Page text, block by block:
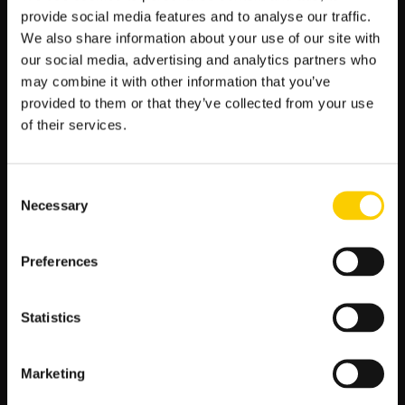
provide social media features and to analyse our traffic.
We also share information about your use of our site with
our social media, advertising and analytics partners who
may combine it with other information that you’ve
provided to them or that they’ve collected from your use
of their services.
Selection
Necessary
Preferences
Statistics
Marketing
bukmacherskiego?
Istotne jest ustalenie limitu budżetu przeznaczonego na
obstawianie i konsekwentne trzymanie się go.Stawki
zakładupowinny być odpowiednio dobierane, tak aby
utrzymać płynność finansową i uniknąć większych strat. Ważne
jest również zachowanie opanowania emocjonalnego i nie
obstawiania, które mogę zastosować?
takich jak płaska stawka, stawkowanie procentowe, system
kontrujące zakłady
sytuacjach. Wybór odpowiedniego systemu gry zależy od
Jakie są podsumowanie i wskazówki
dotyczące podejmowania lepszych decyzji